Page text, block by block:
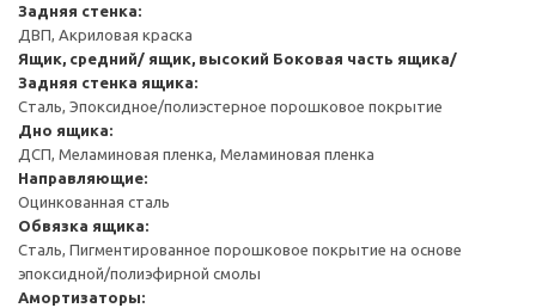
Задняя стенка:
ДВП, Акриловая краска
Ящик, средний/ ящик, высокий Боковая часть ящика/
Задняя стенка ящика:
Сталь, Эпоксидное/полиэстерное порошковое покрытие
Дно ящика:
ДСП, Меламиновая пленка, Меламиновая пленка
Направляющие:
Оцинкованная сталь
Обвязка ящика:
Сталь, Пигментированное порошковое покрытие на основе
эпоксидной/полиэфирной смолы
Амортизаторы: